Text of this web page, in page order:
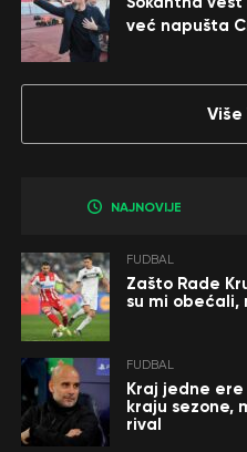
već napušta
Više
NAJNOVIJE
FUDBAL
Zašto Rade
su mi obećali,
FUDBAL
Kraj jedne
kraju sezone,
rival